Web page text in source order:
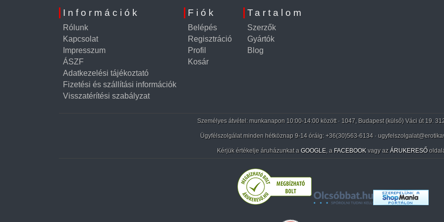
Információk
Rólunk
Kapcsolat
Impresszum
ÁSZF
Adatkezelési tájékoztató
Fizetési és szállítási információk
Visszatérítési szabályzat
Fiók
Belépés
Regisztráció
Profil
Kosár
Tartalom
Szerzők
Gyártók
Blog
Személyes átvétel: munkanapon 10:00-14:00 között · 1047, Budapest (külső) Váci út 19.
Ügyfélszolgálat minden hétköznap 9-14 óráig: +36(30)563-6134 ·
Kérjük értékelje áruházunkat a GOOGLE, a FACEBOOK vagy az ÁRUKERESŐ